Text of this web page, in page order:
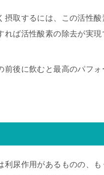
摂取するには、この活性
れば活性酸素の除去が実
前後に飲むと最高のパフ
利尿作用があるものの、